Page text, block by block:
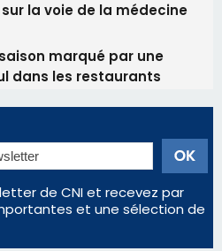
la voie de la médecine
marqué par une
dans les restaurants
de CNI et recevez par
et une sélection de